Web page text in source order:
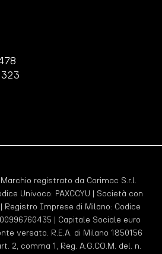
Marchio registrato da Corimac S.r.l.
Univoco: PAXCCYU | Società con
Registro Imprese di Milano: Codice
| Capitale Sociale euro
versato. R.E.A. di Milano 1850156
2, comma 1, Reg. A.G.CO.M. del. n.